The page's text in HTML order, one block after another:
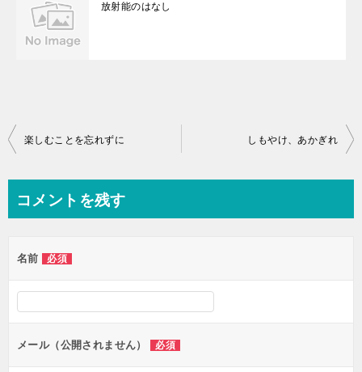
放射能のはなし
投
ビ
ー
シ
ン
楽しむことを忘れずに しもやけ、あかぎれ
コメントを残す
名前 必須
メール（公開されません） 必須